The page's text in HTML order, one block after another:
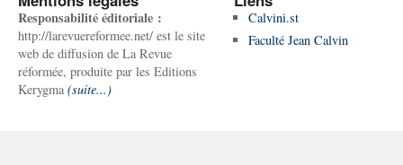
Responsabilité éditoriale :
http://larevuereformee.net/ est le site
web de diffusion de La Revue
réformée, produite par les Editions
Kerygma (suite...)
Calvini.st
Faculté Jean Calvin